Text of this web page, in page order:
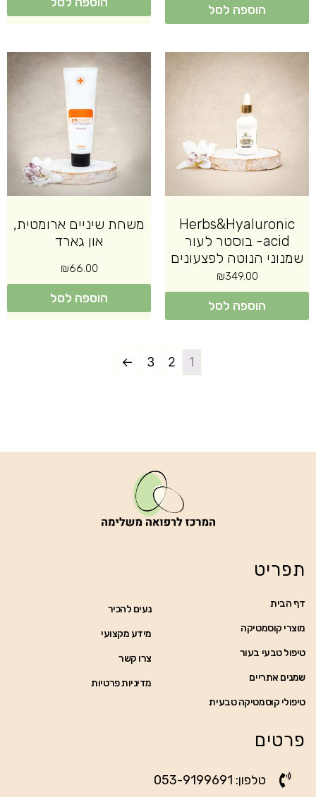
הוספה לסל
Herbs&Hyaluronic
acid- בוסטר לעור
שמנוני הנוטה לפצעונים
₪349.00
הוספה לסל
משחת שיניים ארומטית,
און גארד
₪66.00
הוספה לסל
1
2
3
←
תפריט
דף הבית
מוצרי קוסמטיקה
טיפול טבעי בעור
שמנים אתריים
טיפולי קוסמטיקה טבעית
נעים להכיר
מידע מקצועי
צרו קשר
מדיניות פרטיות
פרטים
טלפון: 053-9199691